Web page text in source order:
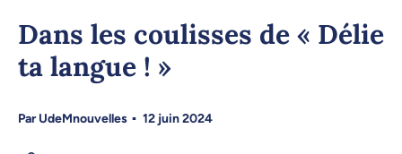
Dans les coulisses de « Délie
ta langue ! »
ParUdeMnouvelles 12 juin 2024